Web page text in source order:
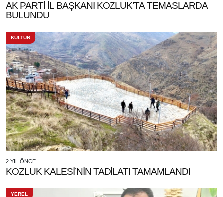
AK PARTİ İL BAŞKANI KOZLUK’TA TEMASLARDA
BULUNDU
KÜLTÜR
2 YIL ÖNCE
KOZLUK KALESİ’NİN TADİLATI TAMAMLANDI
YEREL